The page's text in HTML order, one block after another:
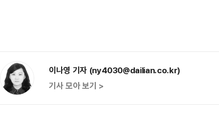
이나영 기자 (ny4030@dailian.co.kr)
기사 모아 보기 >